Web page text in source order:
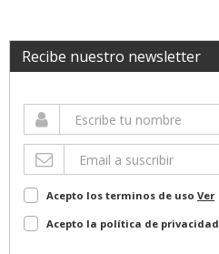
Recibe nuestro newsletter
Acepto los terminos de uso Ver
Acepto la política de privacidad